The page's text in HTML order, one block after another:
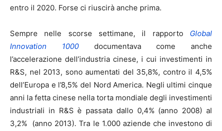
entro il 2020. Forse ci riuscirà anche prima.
Sempre nelle scorse settimane, il rapporto Global
Innovation 1000
documentava come anche
l’accelerazione dell’industria cinese, i cui investimenti in
R&S, nel 2013, sono aumentati del 35,8%, contro il 4,5%
dell’Europa e l’8,5% del Nord America. Negli ultimi cinque
anni la fetta cinese nella torta mondiale degli investimenti
industriali in R&S è passata dallo 0,4% (anno 2008) al
3,2% (anno 2013). Tra le 1.000 aziende che investono di